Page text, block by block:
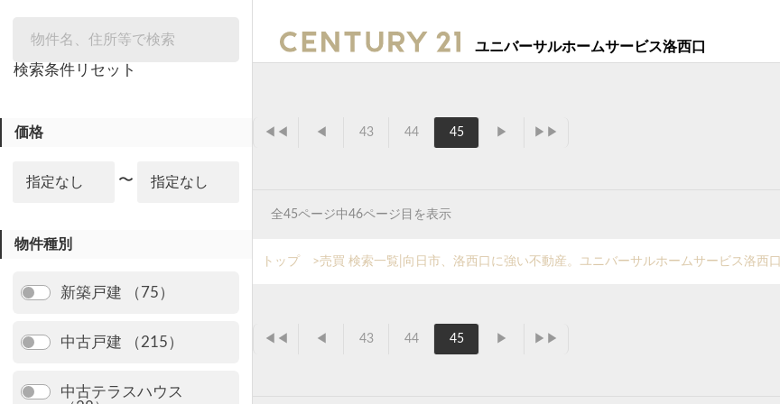
検索条件リセット
価格
〜
物件種別
新築戸建 （75）
中古戸建 （215）
中古テラスハウス
ユニバーサルホームサービス洛西口
◀◀ ◀ 43 44 45 ▶ ▶▶
全45ページ中46ページ目を表示
トップ >売買 検索一覧|向日市、洛西口に強い不動産。ユニバーサルホームサービス洛西口
◀◀ ◀ 43 44 45 ▶ ▶▶